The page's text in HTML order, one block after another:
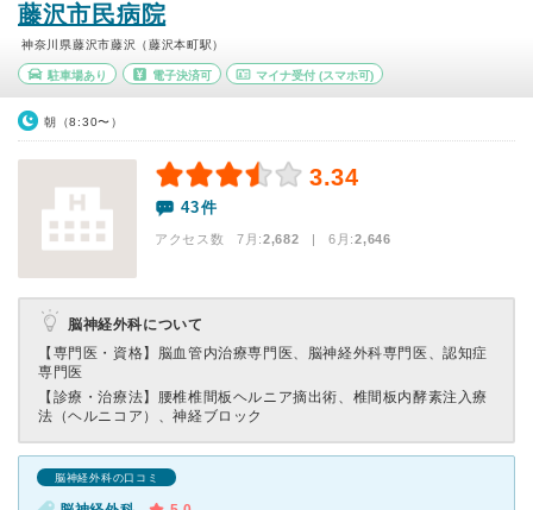
藤沢市民病院
神奈川県藤沢市藤沢（藤沢本町駅）
駐車場あり 電子決済可 マイナ受付 (スマホ可)
朝（8:30〜）
3.34
43件
アクセス数 7月:2,682 | 6月:2,646
脳神経外科について
【専門医・資格】 脳血管内治療専門医、脳神経外科専門医、認知症
専門医
【診療・治療法】
腰椎椎間板ヘルニア摘出術、椎間板内酵素注入療
法（ヘルニコア）、神経ブロック
脳神経外科の口コミ